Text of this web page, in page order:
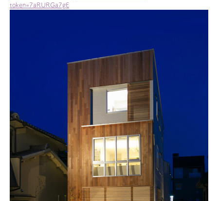
営業時間: AM9:30-PM8:00
定休: 水曜・第一火曜
0120-787-221
0120-757-221
公式アカウント
token=7aRURGa7gE